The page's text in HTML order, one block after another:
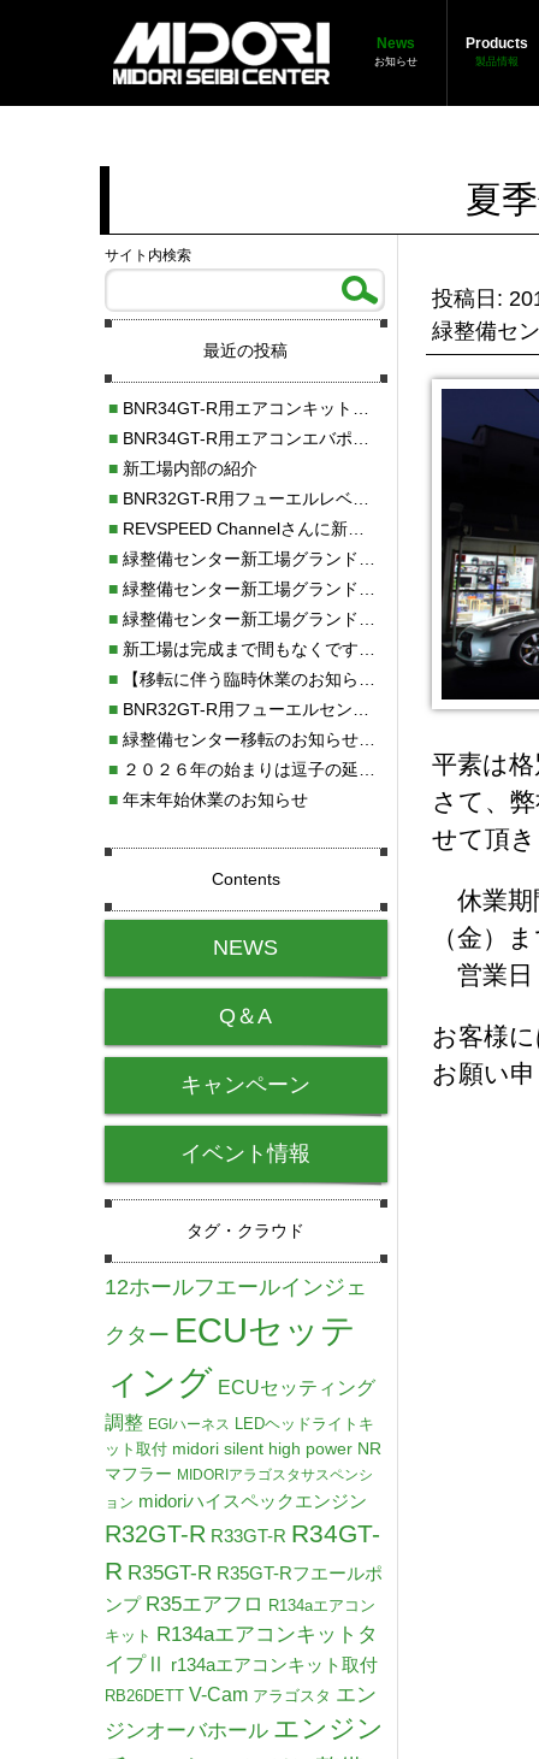
News
お知らせ
Products
製品情報
夏
投稿日:
緑整備セ
平素は
さて、
せて頂
休業期
（金）
営業日
お客様
お願い
サイト内検索
最近の投稿
■BNR34GT-R用エアコンキット新発売！！
■BNR34GT-R用エアコンエバポレーターを新発売！！
■新工場内部の紹介
■BNR32GT-R用フューエルレベルセンサー新発売！！
■REVSPEED Channelさんに新社屋を紹介していただきました!!
■緑整備センター新工場グランドオープン・続報
■緑整備センター新工場グランドオープン
■緑整備センター新工場グランドオープンのお知らせ！！
■新工場は完成まで間もなくです！！
■【移転に伴う臨時休業のお知らせ】
■BNR32GT-R用フューエルセンサー新発売!!
■緑整備センター移転のお知らせ！！
■２０２６年の始まりは逗子の延命寺に行きました。
■年末年始休業のお知らせ
Contents
NEWS
Q＆A
キャンペーン
イベント情報
タグ・クラウド
12ホールフエールインジェ
クター ECUセッテ
ィング ECUセッティング
調整 EGIハーネス LEDヘッドライトキ
ット取付 midori silent high power NR
マフラー MIDORIアラゴスタサスペンシ
ョン midoriハイスペックエンジン
R32GT-R R33GT-R R34GT-
R R35GT-R R35GT-Rフエールポ
ンプ R35エアフロ R134aエアコン
キット R134aエアコンキットタ
イプⅡ
r134aエアコンキット取付
RB26DETT V-Cam アラゴスタ エン
ジンオーバホール エンジン